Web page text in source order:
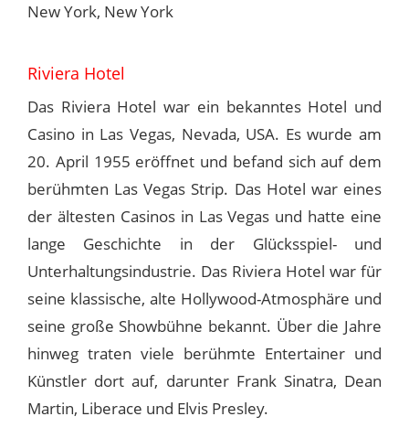
New York, New York
Riviera Hotel
Das Riviera Hotel war ein bekanntes Hotel und
Casino in Las Vegas, Nevada, USA. Es wurde am
20. April 1955 eröffnet und befand sich auf dem
berühmten Las Vegas Strip. Das Hotel war eines
der ältesten Casinos in Las Vegas und hatte eine
lange Geschichte in der Glücksspiel- und
Unterhaltungsindustrie. Das Riviera Hotel war für
seine klassische, alte Hollywood-Atmosphäre und
seine große Showbühne bekannt. Über die Jahre
hinweg traten viele berühmte Entertainer und
Künstler dort auf, darunter Frank Sinatra, Dean
Martin, Liberace und Elvis Presley.